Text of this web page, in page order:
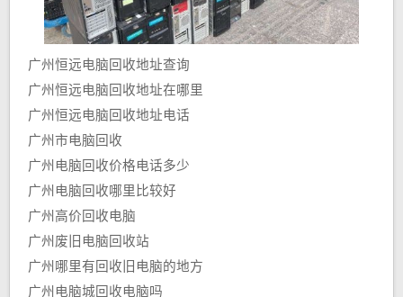
广州恒远电脑回收地址查询
广州恒远电脑回收地址在哪里
广州恒远电脑回收地址电话
广州市电脑回收
广州电脑回收价格电话多少
广州电脑回收哪里比较好
广州高价回收电脑
广州废旧电脑回收站
广州哪里有回收旧电脑的地方
广州电脑城回收电脑吗